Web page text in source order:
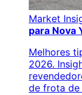
Market
para Nova
Melhores
2026.
de frota